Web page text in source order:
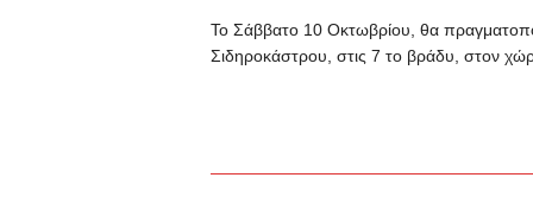
Το Σάββατο 10 Οκτωβρίου, θα
Σιδηροκάστρου, στις 7 το βράδυ, στον